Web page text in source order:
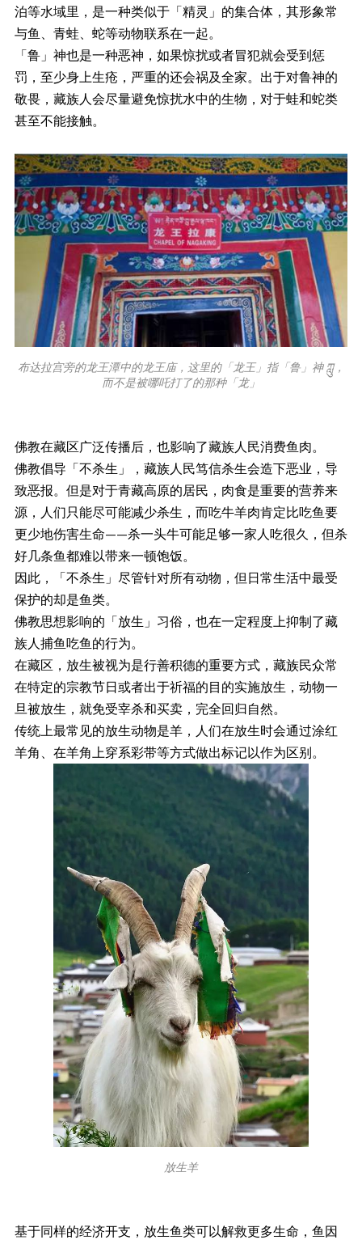
泊等水域里，是一种类似于「精灵」的集合体，其形象常
与鱼、青蛙、蛇等动物联系在一起。
「鲁」神也是一种恶神，如果惊扰或者冒犯就会受到惩
罚，至少身上生疮，严重的还会祸及全家。出于对鲁神的
敬畏，藏族人会尽量避免惊扰水中的生物，对于蛙和蛇类
甚至不能接触。
布达拉宫旁的龙王潭中的龙王庙，这里的「龙王」指「鲁」神 ཀླུ，
而不是被哪吒打了的那种「龙」
佛教在藏区广泛传播后，也影响了藏族人民消费鱼肉。
佛教倡导「不杀生」，藏族人民笃信杀生会造下恶业，导
致恶报。但是对于青藏高原的居民，肉食是重要的营养来
源，人们只能尽可能减少杀生，而吃牛羊肉肯定比吃鱼要
更少地伤害生命——杀一头牛可能足够一家人吃很久，但杀
好几条鱼都难以带来一顿饱饭。
因此，「不杀生」尽管针对所有动物，但日常生活中最受
保护的却是鱼类。
佛教思想影响的「放生」习俗，也在一定程度上抑制了藏
族人捕鱼吃鱼的行为。
在藏区，放生被视为是行善积德的重要方式，藏族民众常
在特定的宗教节日或者出于祈福的目的实施放生，动物一
旦被放生，就免受宰杀和买卖，完全回归自然。
传统上最常见的放生动物是羊，人们在放生时会通过涂红
羊角、在羊角上穿系彩带等方式做出标记以作为区别。
放生羊
基于同样的经济开支，放生鱼类可以解救更多生命，鱼因